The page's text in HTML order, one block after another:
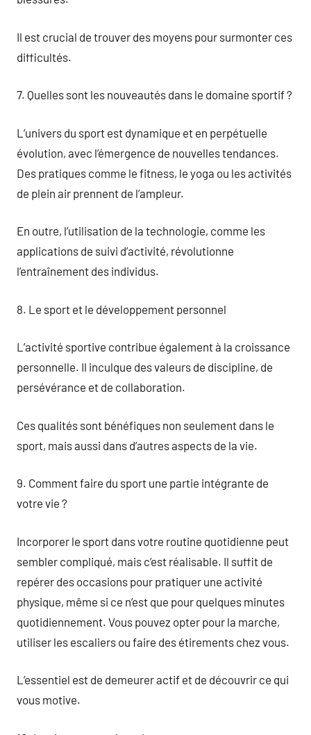
Il est crucial de trouver des moyens pour surmonter ces
difficultés.
7. Quelles sont les nouveautés dans le domaine sportif ?
L’univers du sport est dynamique et en perpétuelle
évolution, avec l’émergence de nouvelles tendances.
Des pratiques comme le fitness, le yoga ou les activités
de plein air prennent de l’ampleur.
En outre, l’utilisation de la technologie, comme les
applications de suivi d’activité, révolutionne
l’entraînement des individus.
8. Le sport et le développement personnel
L’activité sportive contribue également à la croissance
personnelle. Il inculque des valeurs de discipline, de
persévérance et de collaboration.
Ces qualités sont bénéfiques non seulement dans le
sport, mais aussi dans d’autres aspects de la vie.
9. Comment faire du sport une partie intégrante de
votre vie ?
Incorporer le sport dans votre routine quotidienne peut
sembler compliqué, mais c’est réalisable. Il suffit de
repérer des occasions pour pratiquer une activité
physique, même si ce n’est que pour quelques minutes
quotidiennement. Vous pouvez opter pour la marche,
utiliser les escaliers ou faire des étirements chez vous.
L’essentiel est de demeurer actif et de découvrir ce qui
vous motive.